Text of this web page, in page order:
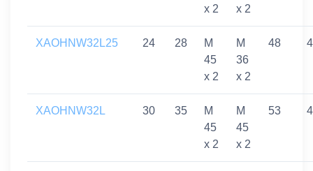
x 2
x 2
XAOHNW32L25 24 28
M
45
x 2
M
36
x 2
48
XAOHNW32L 30 35
M
45
x 2
M
45
x 2
53